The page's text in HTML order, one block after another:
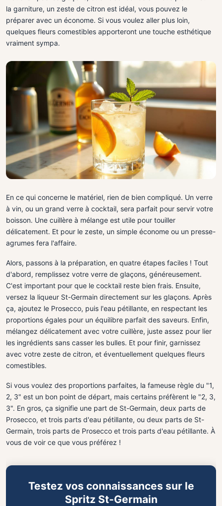
la garniture, un zeste de citron est idéal, vous pouvez le
préparer avec un économe. Si vous voulez aller plus loin,
quelques fleurs comestibles apporteront une touche esthétique
vraiment sympa.
En ce qui concerne le matériel, rien de bien compliqué. Un verre
à vin, ou un grand verre à cocktail, sera parfait pour servir votre
boisson. Une cuillère à mélange est utile pour touiller
délicatement. Et pour le zeste, un simple économe ou un presse-
agrumes fera l'affaire.
Alors, passons à la préparation, en quatre étapes faciles ! Tout
d'abord, remplissez votre verre de glaçons, généreusement.
C'est important pour que le cocktail reste bien frais. Ensuite,
versez la liqueur St-Germain directement sur les glaçons. Après
ça, ajoutez le Prosecco, puis l'eau pétillante, en respectant les
proportions égales pour un équilibre parfait des saveurs. Enfin,
mélangez délicatement avec votre cuillère, juste assez pour lier
les ingrédients sans casser les bulles. Et pour finir, garnissez
avec votre zeste de citron, et éventuellement quelques fleurs
comestibles.
Si vous voulez des proportions parfaites, la fameuse règle du "1,
2, 3" est un bon point de départ, mais certains préfèrent le "2, 3,
3". En gros, ça signifie une part de St-Germain, deux parts de
Prosecco, et trois parts d'eau pétillante, ou deux parts de St-
Germain, trois parts de Prosecco et trois parts d'eau pétillante. À
vous de voir ce que vous préférez !
Testez vos connaissances sur le
Spritz St-Germain